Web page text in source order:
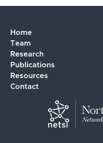
Home
Team
Research
Publications
Resources
Contact